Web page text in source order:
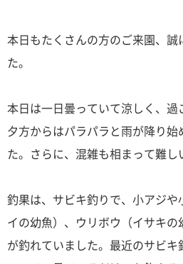
本日もたくさんの方のご来園、
た。
本日は一日曇っていて涼しく、過
夕方からはパラパラと雨が降り始
た。さらに、混雑も相まって難し
釣果は、サビキ釣りで、小アジ
イの幼魚）、ウリボウ（イサキ
が釣れていました。最近のサビ